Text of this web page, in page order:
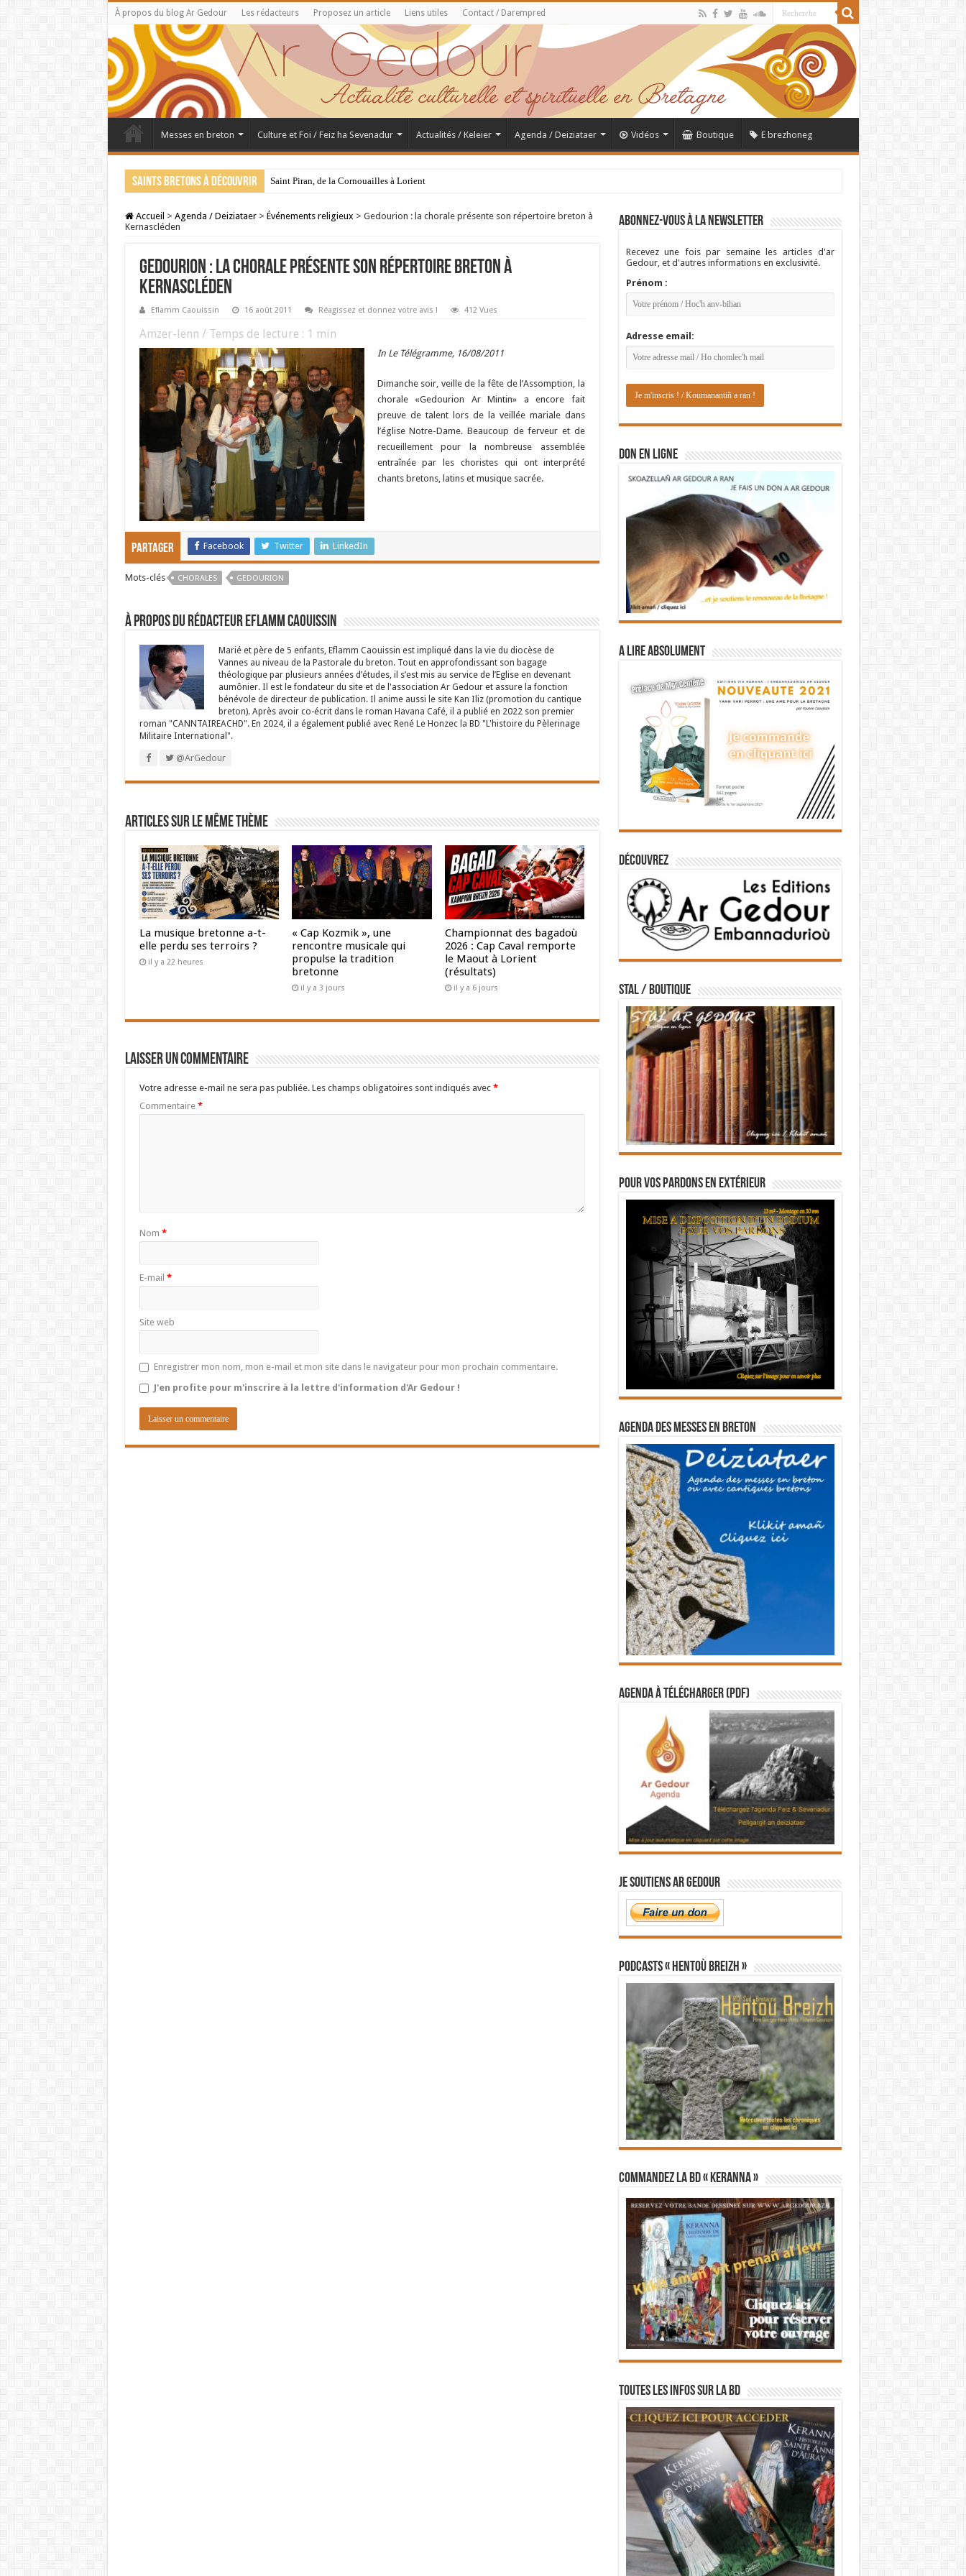
À propos du blog Ar Gedour Les rédacteurs Proposez un article Liens utiles Contact / Darempred
Messes en breton Culture et Foi / Feiz ha Sevenadur Actualités / Keleier Agenda / Deiziataer Vidéos Boutique E brezhoneg
Saints bretons à découvrir Saint Piran, de la Cornouailles à Lorient
Accueil > Agenda / Deiziataer > Événements religieux > Gedourion : la chorale présente son répertoire breton à
Kernascléden
Gedourion : la chorale présente son répertoire breton à
Kernascléden
Eflamm Caouissin 16 août 2011 Réagissez et donnez votre avis ! 412 Vues
Amzer-lenn / Temps de lecture : 1 min
In Le Télégramme, 16/08/2011
Dimanche soir, veille de la fête de l’Assomption, la
chorale «Gedourion Ar Mintin» a encore fait
preuve de talent lors de la veillée mariale dans
l’église Notre-Dame. Beaucoup de ferveur et de
recueillement pour la nombreuse assemblée
entraînée par les choristes qui ont interprété
chants bretons, latins et musique sacrée.
Partager Facebook Twitter LinkedIn
Mots-clés CHORALES GEDOURION
À propos du rédacteur Eflamm Caouissin
Marié et père de 5 enfants, Eflamm Caouissin est impliqué dans la vie du diocèse de
Vannes au niveau de la Pastorale du breton. Tout en approfondissant son bagage
théologique par plusieurs années d’études, il s’est mis au service de l’Eglise en devenant
aumônier. Il est le fondateur du site et de l'association Ar Gedour et assure la fonction
bénévole de directeur de publication. Il anime aussi le site Kan Iliz (promotion du cantique
breton). Après avoir co-écrit dans le roman Havana Café, il a publié en 2022 son premier
roman "CANNTAIREACHD". En 2024, il a également publié avec René Le Honzec la BD "L'histoire du Pèlerinage
Militaire International".
@ArGedour
Articles sur le même thème
La musique bretonne a-t-
elle perdu ses terroirs ?
il y a 22 heures
« Cap Kozmik », une
rencontre musicale qui
propulse la tradition
bretonne
il y a 3 jours
Championnat des bagadoù
2026 : Cap Caval remporte
le Maout à Lorient
(résultats)
il y a 6 jours
Laisser un commentaire
Votre adresse e-mail ne sera pas publiée. Les champs obligatoires sont indiqués avec *
Commentaire *
Nom *
E-mail *
Site web
Enregistrer mon nom, mon e-mail et mon site dans le navigateur pour mon prochain commentaire.
J'en profite pour m'inscrire à la lettre d'information d'Ar Gedour !
Abonnez-vous à la newsletter
Recevez une fois par semaine les articles d'ar
Gedour, et d'autres informations en exclusivité.
Prénom :
Adresse email:
DON EN LIGNE
A lire absolument
Découvrez
STAL / BOUTIQUE
Pour vos pardons en extérieur
Agenda des messes en breton
Agenda à télécharger (PDF)
Je soutiens Ar Gedour
PODCASTS « Hentoù Breizh »
Commandez la BD « Keranna »
Toutes les infos sur la BD